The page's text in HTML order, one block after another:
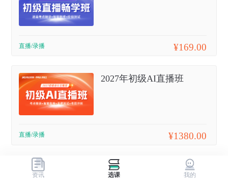
直播/录播 ¥169.00
2027年初级AI直播班
直播/录播 ¥1380.00
资讯 选课 我的